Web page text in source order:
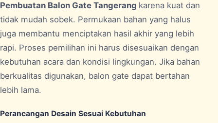
Pembuatan Balon Gate Tangerang karena kuat dan
tidak mudah sobek. Permukaan bahan yang halus
juga membantu menciptakan hasil akhir yang lebih
rapi. Proses pemilihan ini harus disesuaikan dengan
kebutuhan acara dan kondisi lingkungan. Jika bahan
berkualitas digunakan, balon gate dapat bertahan
lebih lama.
Perancangan Desain Sesuai Kebutuhan